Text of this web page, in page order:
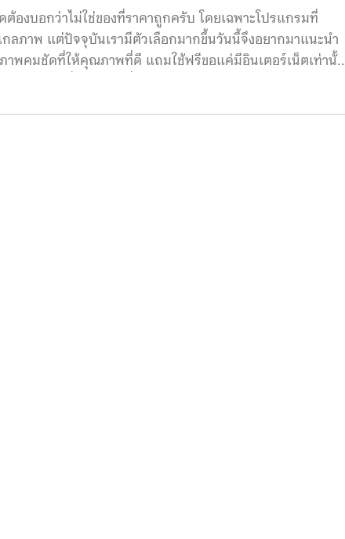
งบอกว่าไม่ใช่ของที่ราคาถูกครับ โดยเฉพาะโปรแกรมที่
ลภาพ แต่ปัจจุบันเรามีตัวเลือกมากขึ้นวันนี้จึงอยากมาแนะนำ
าพคมชัดที่ให้คุณภาพที่ดี แถมใช้ฟรีขอแค่มีอินเตอร์เน็ตเท่านั้น